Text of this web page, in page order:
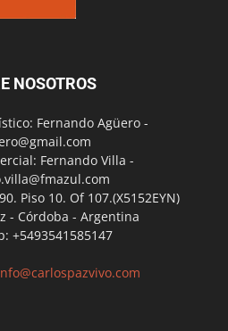
NOSOTROS
Fernando Agüero -
Fernando Villa -
Piso 10. Of 107.(X5152EYN)
- Córdoba - Argentina
+5493541585147